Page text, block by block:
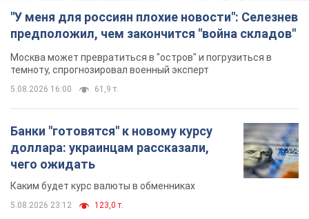
"У меня для россиян плохие новости": Селезнев
предположил, чем закончится "война складов"
Москва может превратиться в "остров" и погрузиться в
темноту, спрогнозировал военный эксперт
5.08.2026 16:00 61,9 т.
Банки "готовятся" к новому курсу
доллара: украинцам рассказали,
чего ожидать
Каким будет курс валюты в обменниках
5.08.2026 23:12 123,0 т.